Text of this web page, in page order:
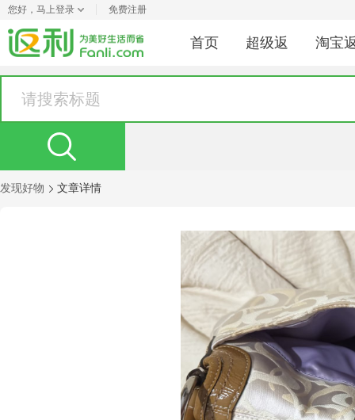
您好， 马上登录 免费注册
首页 超级返 淘宝
发现好物 文章详情